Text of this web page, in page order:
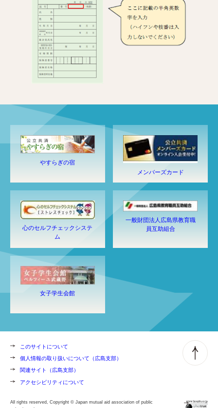
やすらぎの宿
メンバーズカード
心のセルフチェックシステ
ム
一般財団法人広島県教育職
員互助組合
女子学生会館
このサイトについて
個人情報の取り扱いについて（広島支部）
関連サイト（広島支部）
アクセシビリティについて
All rights reserved, Copyright © Japan mutual aid association of public